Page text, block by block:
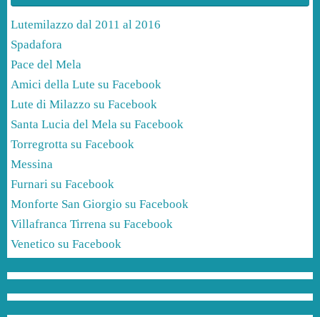
Lutemilazzo dal 2011 al 2016
Spadafora
Pace del Mela
Amici della Lute su Facebook
Lute di Milazzo su Facebook
Santa Lucia del Mela su Facebook
Torregrotta su Facebook
Messina
Furnari su Facebook
Monforte San Giorgio su Facebook
Villafranca Tirrena su Facebook
Venetico su Facebook